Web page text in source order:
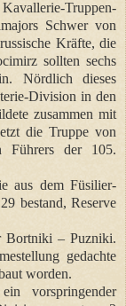
Truppen-
Schwer von
Kräfte, die
sollten sechs
Nördlich dieses
Division in den
zusammen mit
die Truppe von
Führers der 105.
aus dem Füsilier-
bestand, Reserve
Bortniki – Puzniki.
gedachte
worden.
vorspringender